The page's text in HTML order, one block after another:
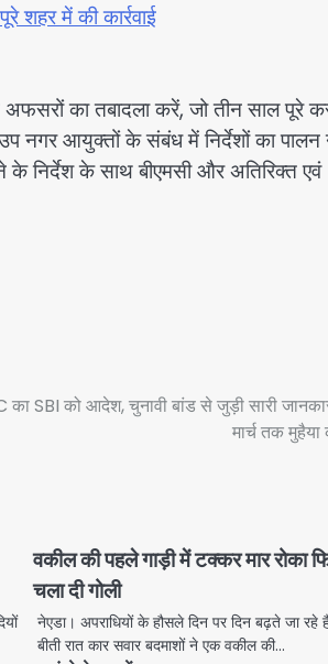
में की कार्रवाई
अफसरों का तबादला करें, जो तीन साल पूरे
नगर आयुक्तों के संबंध में निर्देशों का पालन
निर्देश के साथ बीएमसी और अतिरिक्त एवं
SBI को आदेश, चुनावी बांड से जुड़ी सारी
मार्च तक मुहैया
वकील की पहले गाड़ी में टक्कर मार रोका
चला दी गोली
नेएडा। अपराधियों के हौसले दिन पर दिन बढ़ते जा रहे
बीती रात कार सवार बदमाशों ने एक वकील की…